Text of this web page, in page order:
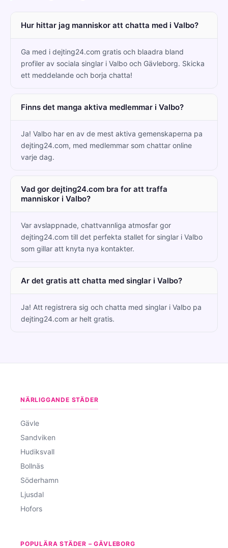
Hur hittar jag manniskor att chatta med i Valbo?
Ga med i dejting24.com gratis och blaadra bland
profiler av sociala singlar i Valbo och Gävleborg. Skicka
ett meddelande och borja chatta!
Finns det manga aktiva medlemmar i Valbo?
Ja! Valbo har en av de mest aktiva gemenskaperna pa
dejting24.com, med medlemmar som chattar online
varje dag.
Vad gor dejting24.com bra for att traffa
manniskor i Valbo?
Var avslappnade, chattvannliga atmosfar gor
dejting24.com till det perfekta stallet for singlar i Valbo
som gillar att knyta nya kontakter.
Ar det gratis att chatta med singlar i Valbo?
Ja! Att registrera sig och chatta med singlar i Valbo pa
dejting24.com ar helt gratis.
NÄRLIGGANDE STÄDER
Gävle
Sandviken
Hudiksvall
Bollnäs
Söderhamn
Ljusdal
Hofors
POPULÄRA STÄDER – GÄVLEBORG